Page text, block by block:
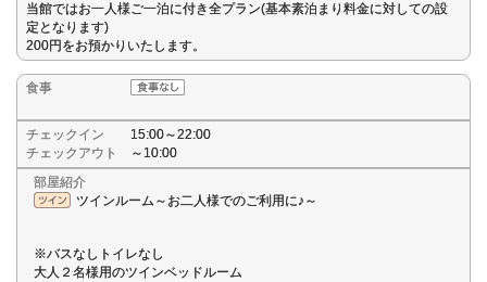
当館ではお一人様ご一泊に付き全プラン(基本素泊まり料金に対しての設
定となります)
200円をお預かりいたします。
食事
チェックイン
15:00～22:00
チェックアウト
～10:00
部屋紹介
ツインルーム～お二人様でのご利用に♪～
※バスなしトイレなし
大人２名様用のツインベッドルーム